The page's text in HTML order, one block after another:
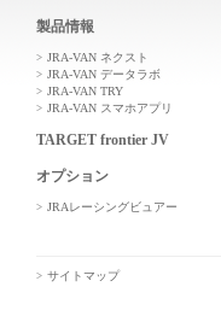
製品情報
JRA-VAN ネクスト
JRA-VAN データラボ
JRA-VAN TRY
JRA-VAN スマホアプリ
TARGET frontier JV
オプション
JRAレーシングビュアー
サイトマップ